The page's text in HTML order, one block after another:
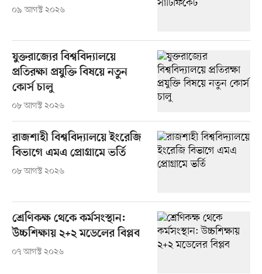
০৯ আগস্ট ২০২৬
যুক্তরাজ্যের বিশ্ববিদ্যালয়ে
প্রতিরক্ষা প্রযুক্তি বিষয়ে নতুন
কোর্স চালু
০৮ আগস্ট ২০২৬
রাজশাহী বিশ্ববিদ্যালয়ে ইংরেজি
বিভাগে এমএ প্রোগ্রামে ভর্তি
০৮ আগস্ট ২০২৬
শ্রেণিকক্ষ থেকে কর্মসংস্থান:
উচ্চশিক্ষায় ২+২ মডেলের বিপ্লব
০৭ আগস্ট ২০২৬